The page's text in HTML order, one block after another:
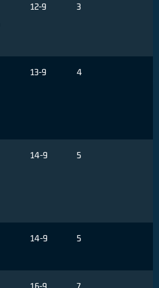
12-9 3
13-9 4
14-9 5
14-9 5
16-9 7